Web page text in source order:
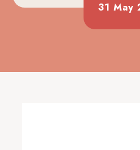
31 May